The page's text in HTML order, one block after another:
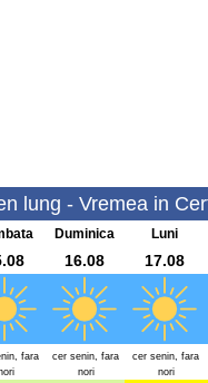
lung - Vremea in
Duminica Luni
16.08 17.08
fara
cer senin, fara
nori
cer senin, fara
nori